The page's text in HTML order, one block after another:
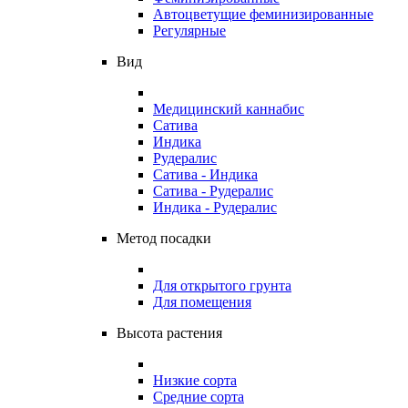
Автоцветущие феминизированные
Регулярные
Вид
Медицинский каннабис
Сатива
Индика
Рудералис
Сатива - Индика
Сатива - Рудералис
Индика - Рудералис
Метод посадки
Для открытого грунта
Для помещения
Высота растения
Низкие сорта
Средние сорта